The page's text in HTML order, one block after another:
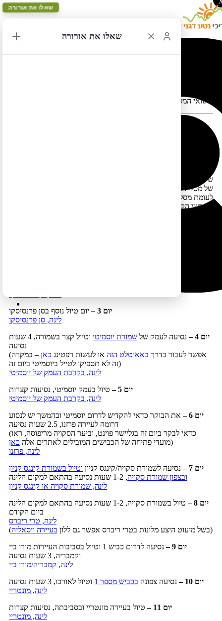
תוואי המסלול במפה עלול להתעוות כאשר יש במקום כבישים סגורים
של מסלול זה הוא שאפשר לטייל בו כמעט בכל עונות השנה (זאת
לעומת מסלולים אחרים הכוללים את יוסמיטי שאפשר לטייל בהם רק
בחודשי הקיץ והסתיו – בשל סגירת כביש מעבר טיוגה החוצה את
יום 3 –
יום טיול נוסף בסן פרנסיסקו
לינה, סן פרנסיסקו
יום 4 –
נסיעה לעמק של שמורת יוסמיטי
וטיול קצר בשמורה, 4 שעות
נסיעה
(אפשר לעבור בדרך באאוטלט הזה או לעשות רפטינג כאן – במקרה
זה לא תספיקו לטייל ביוסמיטי ביום זה)
לינה, בקרבת העמק של יוסמיטי
יום 5 –
טיול בעמק יוסמיטי, נסיעות קצרות
לינה, בקרבת העמק של יוסמיטי
יום 6 –
את הבוקר כדאי להקדיש לדרום יוסמיטי ובהמשך יש לנסוע
דרומה לעיירה פרזנו, 2.5 שעות נסיעה
(כדאי לבקר ביום זה בגליישר פוינט, וביער הסקויה מריפוסה, ראו
מועדי פתיחה של הכבישים המובילים לאתרים אלה כאן
)
לינה, פרזנו
יום 7 –
נסיעה לשמורת סקויה/קינגס קניון וטיול בשמורת קינגס קניון
ובצפון שמורת סקויה, 1-2 שעות נסיעה בהתאם למקום הלינה
לינה, שמורת סקויה או קינגס קניון
יום 8 –
טיול בשמורת סקויה, 1-2 שעות נסיעה בהתאם למקום הלינה
ביום הקודם
לינה, טרי ריברס
(בשל מיעוט היצע מלונות בטרי ריברס אפשר גם ללון בעיירה ויסאליה
)
יום 9 –
נסיעה לדרום כביש 1 וטיול בסביבות העיירות מורו ביי
וקמבריה, 3 שעות נסיעה
לינה, קמבריה/מורו ביי
יום 10 –
נסיעה צפונה בכביש מספר 1
וטיול לאורכו, 3 שעות נסיעה
לינה, מונטריי
יום 11 –
טיול בעיירה מונטריי ובסביבתה, נסיעות קצרות
לינה, מונטריי
שאלו את אורורה
שאלו את אורורה